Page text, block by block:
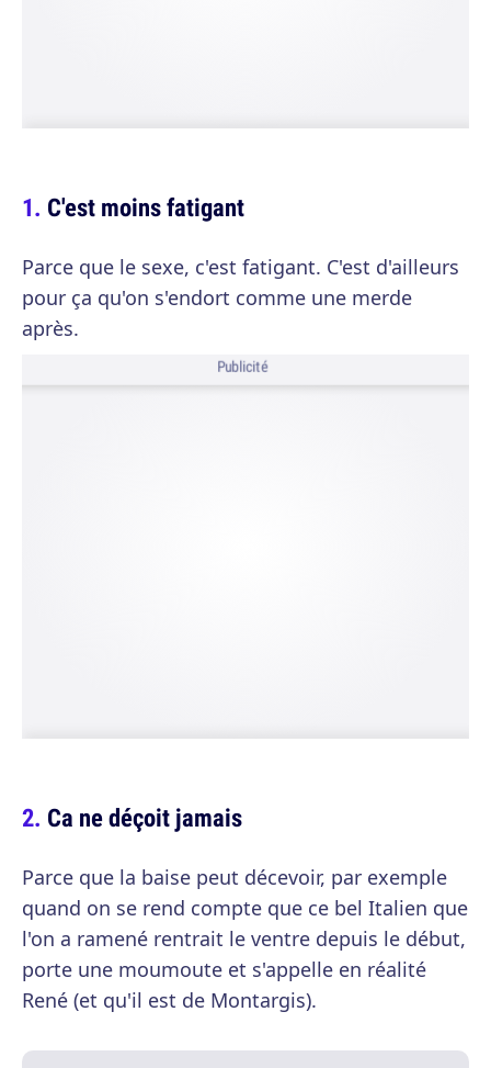
C'est moins fatigant
Parce que le sexe, c'est fatigant. C'est d'ailleurs
pour ça qu'on s'endort comme une merde
après.
Publicité
Ca ne déçoit jamais
Parce que la baise peut décevoir, par exemple
quand on se rend compte que ce bel Italien que
l'on a ramené rentrait le ventre depuis le début,
porte une moumoute et s'appelle en réalité
René (et qu'il est de Montargis).